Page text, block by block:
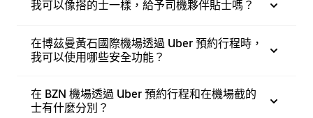
我可以像搭的士一樣，給予司機夥伴貼士嗎？
在博茲曼黃石國際機場透過 Uber 預約行程時，
我可以使用哪些安全功能？
在 BZN 機場透過 Uber 預約行程和在機場截的
士有什麼分別？